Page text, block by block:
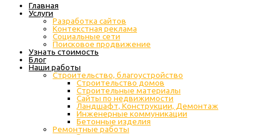
Главная
Услуги
Разработка сайтов
Контекстная реклама
Социальные сети
Поисковое продвижение
Узнать стоимость
Блог
Наши работы
Строительство, благоустройство
Строительство домов
Строительные материалы
Сайты по недвижимости
Ландшафт, Конструкции, Демонтаж
Инженерные коммуникации
Бетонные изделия
Ремонтные работы